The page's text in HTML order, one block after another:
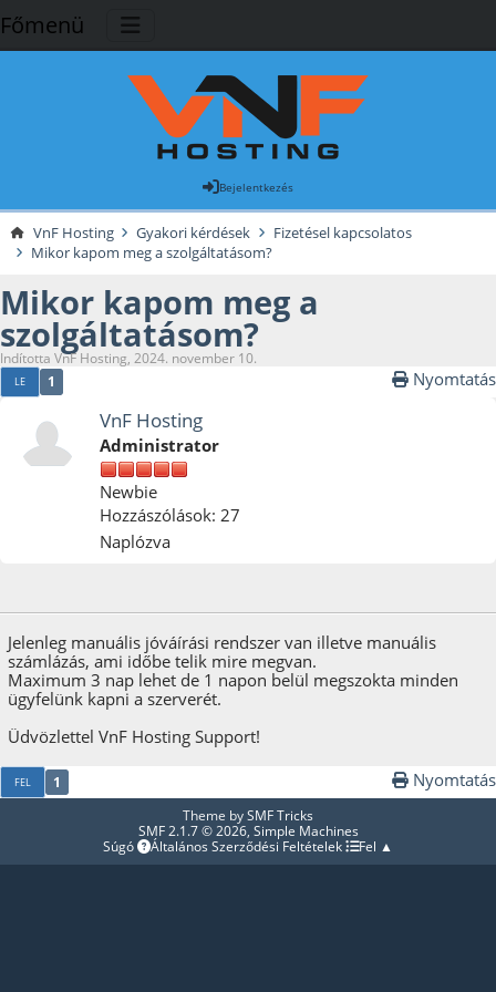
Főmenü
Bejelentkezés
VnF Hosting Gyakori kérdések
Fizetésel kapcsolatos
Mikor kapom meg a szolgáltatásom?
Mikor kapom meg a
szolgáltatásom?
Indította VnF Hosting, 2024. november 10.
LE 1 Nyomtatás
VnF Hosting
Administrator
Newbie
Hozzászólások: 27
Naplózva
Jelenleg manuális jóváírási rendszer van illetve manuális
számlázás, ami időbe telik mire megvan.
Maximum 3 nap lehet de 1 napon belül megszokta minden
ügyfelünk kapni a szerverét.
Üdvözlettel VnF Hosting Support!
FEL 1 Nyomtatás
Theme bySMF Tricks
SMF 2.1.7 © 2026, Simple Machines
Súgó
Általános Szerződési Feltételek Fel ▲